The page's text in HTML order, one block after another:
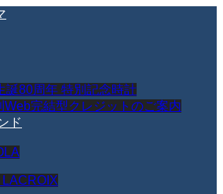
誕80周年 特別記念時計
Web完結型クレジットのご案内
ド